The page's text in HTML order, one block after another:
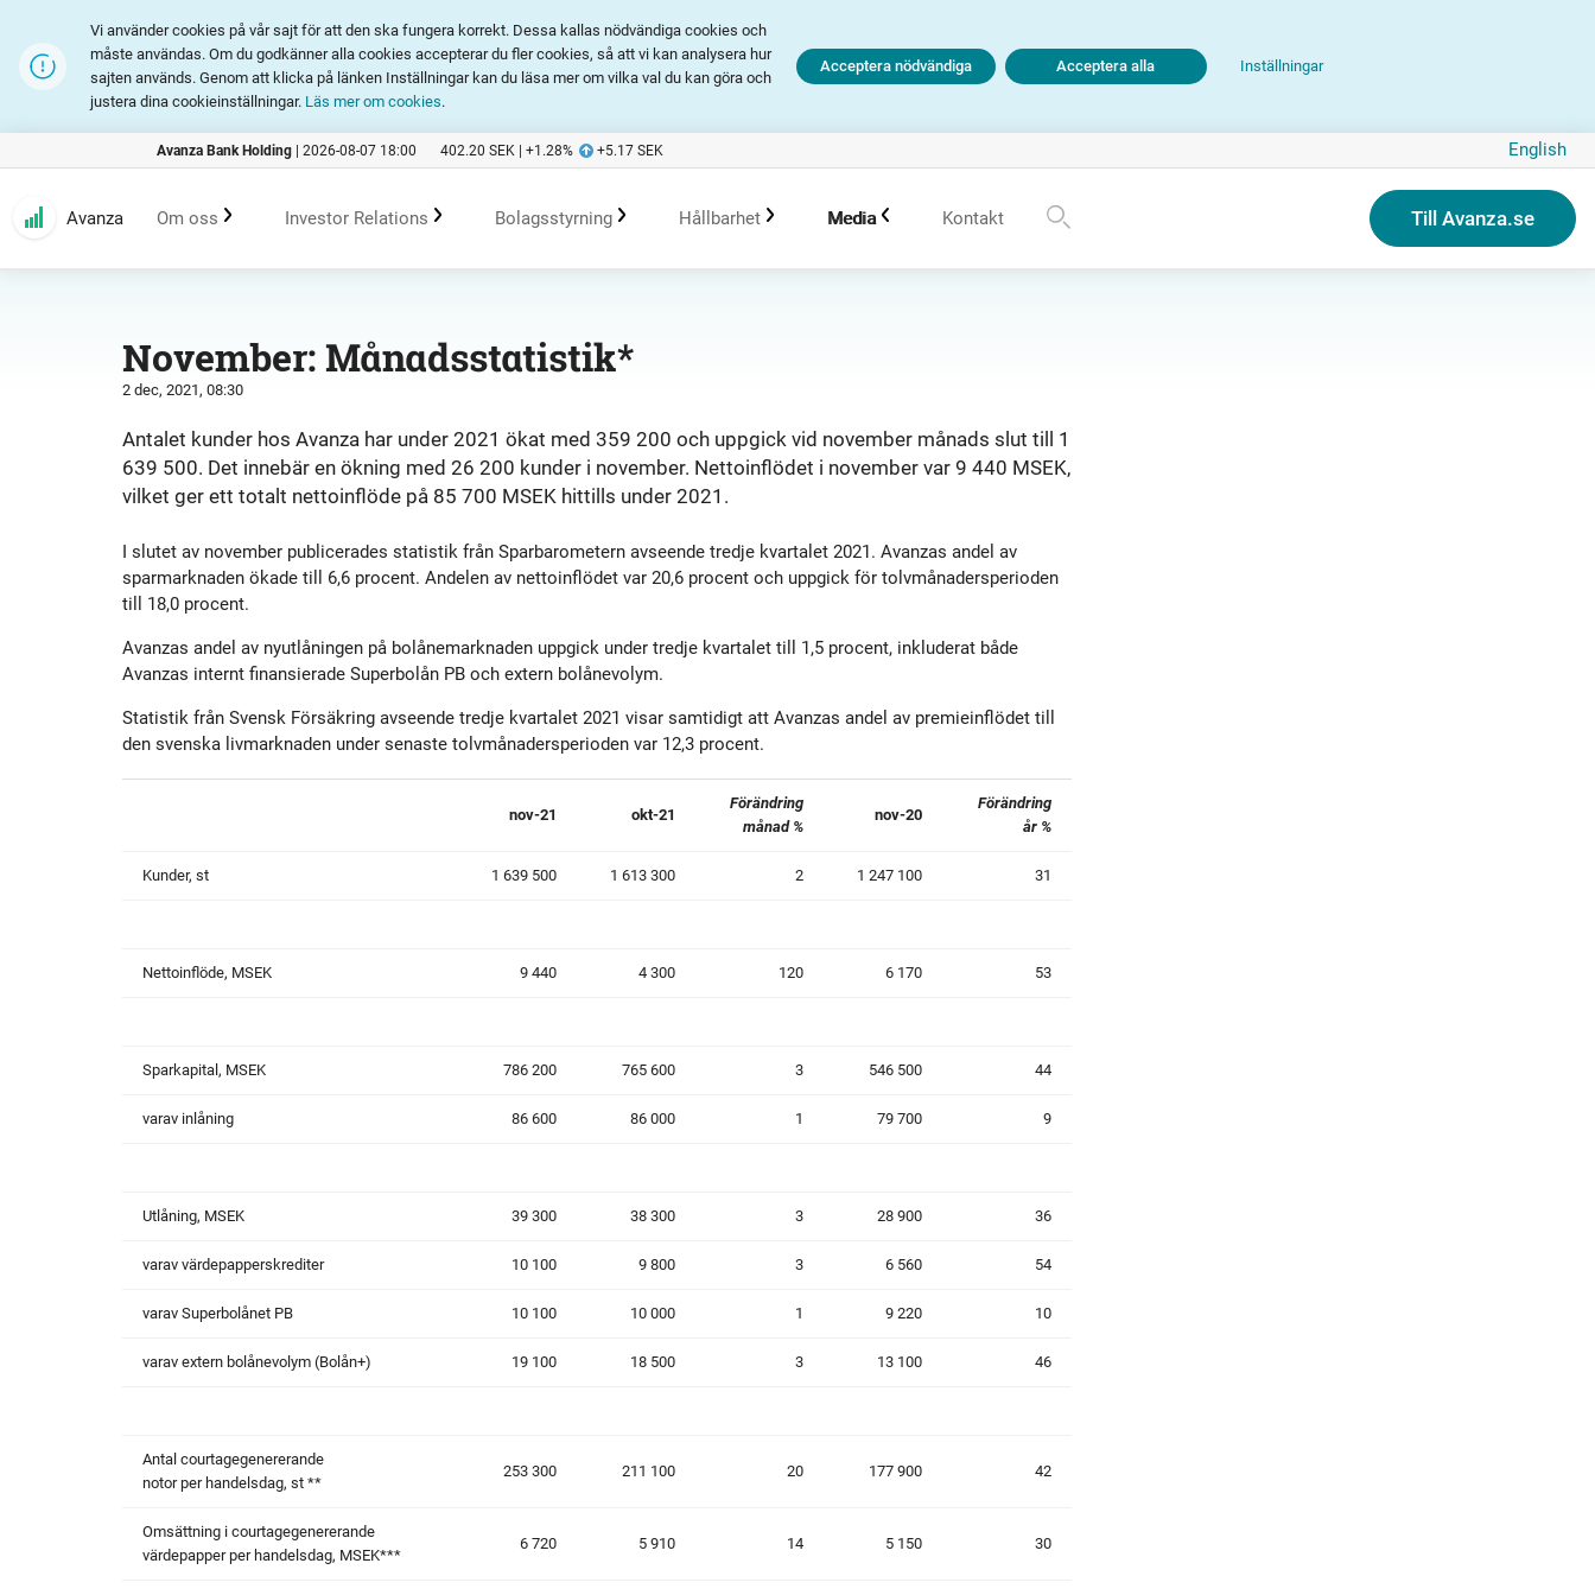
Vi använder cookies på vår sajt för att den ska fungera korrekt. Dessa kallas nödvändiga cookies och
måste användas. Om du godkänner alla cookies accepterar du fler cookies, så att vi kan analysera hur
sajten används. Genom att klicka på länken Inställningar kan du läsa mer om vilka val du kan göra och
justera dina cookieinställningar. Läs mer om cookies.
Inställningar
Acceptera nödvändiga Acceptera alla
Avanza Bank Holding | 2026-08-07 18:00 402.20 SEK | +1.28% +5.17 SEK English
Avanza Om oss
Erbjudande
Marknadsföring
Historik
Utmärkelser
Investor Relations
Finansiell statistik
Aktien
Bolagsstyrning
Bolagsstämma
Styrelse
Hållbarhet
Hållbarhetsarbete vid portföljförvaltning
Media
Talespersoner
Bildbank
Kontakt Till Avanza.se
November: Månadsstatistik*
2 dec, 2021, 08:30
Antalet kunder hos Avanza har under 2021 ökat med 359 200 och uppgick vid november månads slut till 1
639 500. Det innebär en ökning med 26 200 kunder i november. Nettoinflödet i november var 9 440 MSEK,
vilket ger ett totalt nettoinflöde på 85 700 MSEK hittills under 2021.
I slutet av november publicerades statistik från Sparbarometern avseende tredje kvartalet 2021. Avanzas andel av
sparmarknaden ökade till 6,6 procent. Andelen av nettoinflödet var 20,6 procent och uppgick för tolvmånadersperioden
till 18,0 procent.
Avanzas andel av nyutlåningen på bolånemarknaden uppgick under tredje kvartalet till 1,5 procent, inkluderat både
Avanzas internt finansierade Superbolån PB och extern bolånevolym.
Statistik från Svensk Försäkring avseende tredje kvartalet 2021 visar samtidigt att Avanzas andel av premieinflödet till
den svenska livmarknaden under senaste tolvmånadersperioden var 12,3 procent.
nov-21 okt-21
Förändring
månad %
nov-20
Förändring
år %
Kunder, st 1 639 500 1 613 300 2 1 247 100 31
Nettoinflöde, MSEK 9 440 4 300 120 6 170 53
Sparkapital, MSEK 786 200 765 600 3 546 500 44
varav inlåning 86 600 86 000 1 79 700 9
Utlåning, MSEK 39 300 38 300 3 28 900 36
varav värdepapperskrediter 10 100 9 800 3 6 560 54
varav Superbolånet PB 10 100 10 000 1 9 220 10
varav extern bolånevolym (Bolån+) 19 100 18 500 3 13 100 46
Antal courtagegenererande
notor per handelsdag, st **
253 300 211 100 20 177 900 42
Omsättning i courtagegenererande
värdepapper per handelsdag, MSEK***
6 720 5 910 14 5 150 30